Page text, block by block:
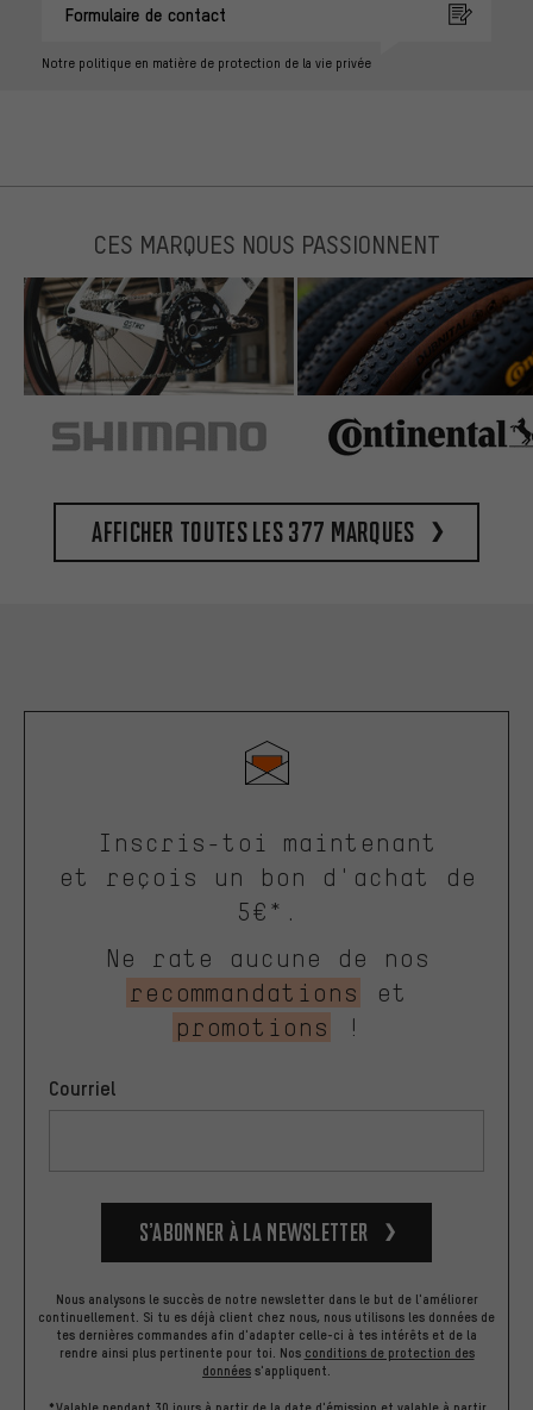
Formulaire de contact
Notre politique en matière de protection de la vie privée
CES MARQUES NOUS PASSIONNENT
Afficher toutes les 377 marques
Inscris-toi maintenant
et reçois un bon d'achat de
5€*.
Ne rate aucune de nos
recommandations
et
promotions
!
Courriel
S’abonner à la newsletter
Nous analysons le succès de notre newsletter dans le but de l'améliorer
continuellement. Si tu es déjà client chez nous, nous utilisons les données de
tes dernières commandes afin d'adapter celle-ci à tes intérêts et de la
rendre ainsi plus pertinente pour toi. Nos conditions de protection des
données s'appliquent.